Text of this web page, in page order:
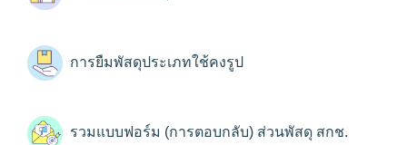
การยืมพัสดุประเภทใช้คงรูป
รวมแบบฟอร์ม (การตอบกลับ) ส่วนพัสดุ สกช.